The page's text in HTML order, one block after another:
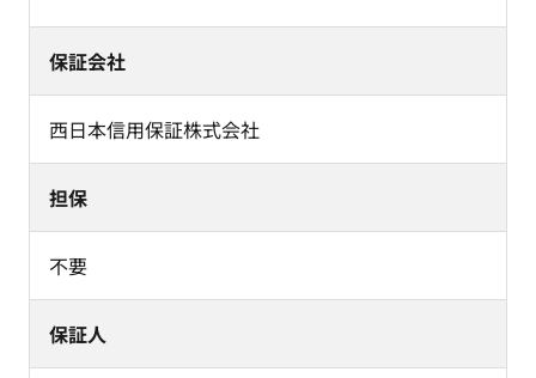
保証会社
西日本信用保証株式会社
担保
不要
保証人